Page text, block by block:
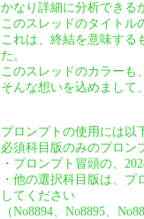
かなり詳細に分析できる
このスレッドのタイトル
これは、終結を意味する
た。
このスレッドのカラーも
そんな想いを込めまして
プロンプトの使用には以
必須科目版のみのプロン
・プロンプト冒頭の、
・他の選択科目版は、
してください
（No8894、No8895、